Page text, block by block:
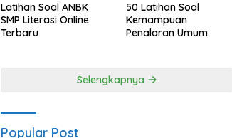
Latihan Soal ANBK
SMP Literasi Online
Terbaru
50 Latihan Soal
Kemampuan
Penalaran Umum
Selengkapnya
Popular Post